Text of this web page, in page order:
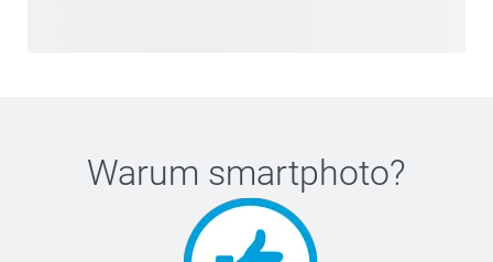
machen. Ob Sie die Ankunft Ihres Babys vorbereiten oder
mit Ihren Lieben feiern, unsere Kollektion bietet unzählige
Möglichkeiten, eine persönliche Note hinzuzufügen.
Warum smartphoto?